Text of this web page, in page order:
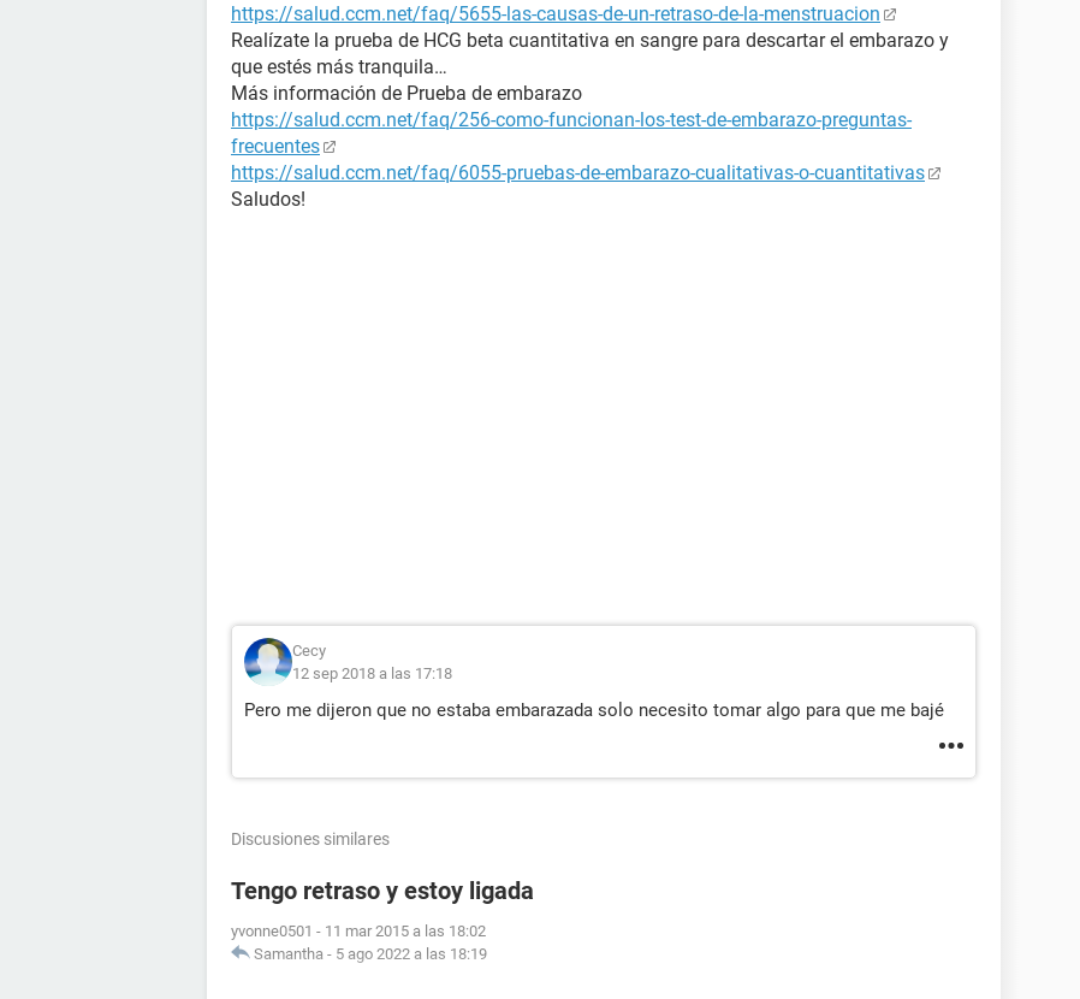
https://salud.ccm.net/faq/5655-las-causas-de-un-retraso-de-la-menstruacion
Realízate la prueba de HCG beta cuantitativa en sangre para descartar el embarazo y
que estés más tranquila…
Más información de Prueba de embarazo
https://salud.ccm.net/faq/256-como-funcionan-los-test-de-embarazo-preguntas-
frecuentes
https://salud.ccm.net/faq/6055-pruebas-de-embarazo-cualitativas-o-cuantitativas
Saludos!
Cecy
12 sep 2018 a las 17:18
Pero me dijeron que no estaba embarazada solo necesito tomar algo para que me bajé
Discusiones similares
Tengo retraso y estoy ligada
yvonne0501 - 11 mar 2015 a las 18:02
Samantha - 5 ago 2022 a las 18:19